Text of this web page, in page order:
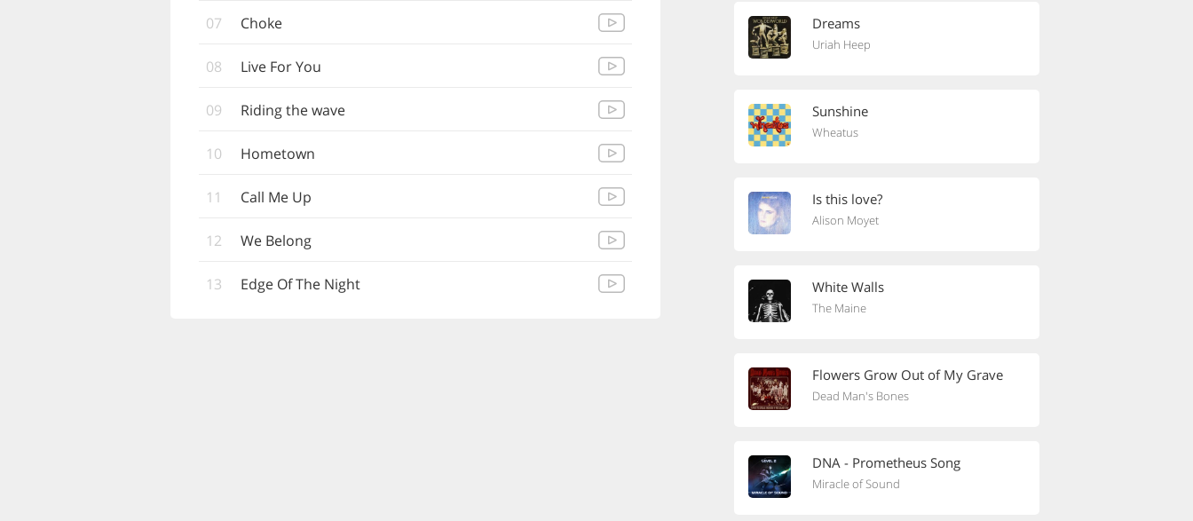
07 Choke
08 Live For You
09 Riding the wave
10 Hometown
11 Call Me Up
12 We Belong
13 Edge Of The Night
Dreams
Uriah Heep
Sunshine
Wheatus
Is this love?
Alison Moyet
White Walls
The Maine
Flowers Grow Out of My Grave
Dead Man's Bones
DNA - Prometheus Song
Miracle of Sound